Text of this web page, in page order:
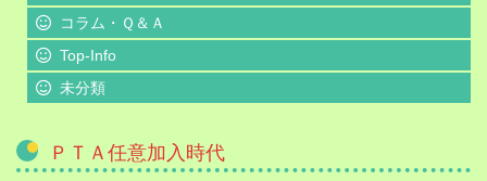
コラム・Ｑ＆Ａ
Top-Info
未分類
ＰＴＡ任意加入時代